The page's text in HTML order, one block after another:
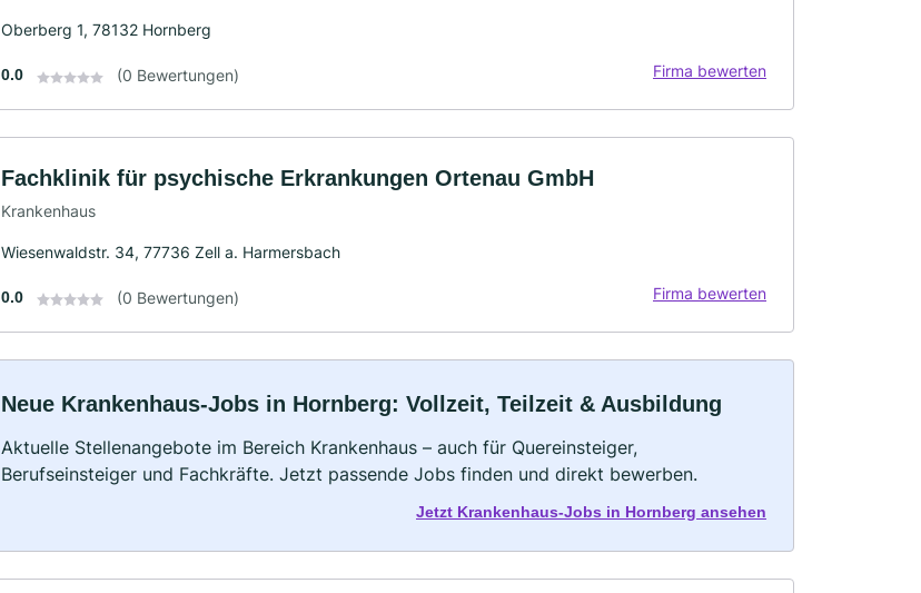
Oberberg 1, 78132 Hornberg
0.0 (0 Bewertungen) Firma bewerten
Fachklinik für psychische Erkrankungen Ortenau GmbH
Krankenhaus
Wiesenwaldstr. 34, 77736 Zell a. Harmersbach
0.0 (0 Bewertungen) Firma bewerten
Neue Krankenhaus-Jobs in Hornberg: Vollzeit, Teilzeit & Ausbildung
Aktuelle Stellenangebote im Bereich Krankenhaus – auch für Quereinsteiger,
Berufseinsteiger und Fachkräfte. Jetzt passende Jobs finden und direkt bewerben.
Jetzt Krankenhaus-Jobs in Hornberg ansehen